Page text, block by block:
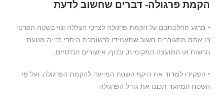
הקמת פרגולה- דברים שחשוב לדעת
• מרגע החלטתכם על הקמת פרגולה לצרכי הצללה ונוי בשטח הפרטי
בו אתם מתגוררים חשוב שתעמידו לרשותכם היתרי בנייה מטעם
הרשות או המועצה המקומית, ובנוף, אישורים הנדסיים.
• הפקידו למדוד את היקף השטח המיועד להקמת הפרגולה, ועל פי
השטח המיועד תכננו את גודל הפרגולה